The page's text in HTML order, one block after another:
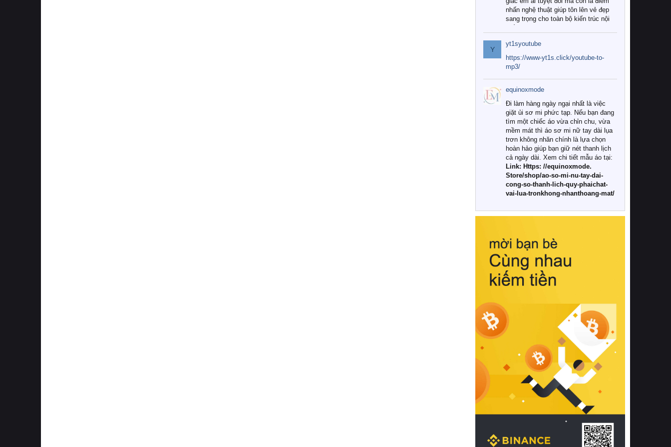
nhấn nghệ thuật giúp tôn lên vẻ đẹp
sang trọng cho toàn bộ kiến trúc nội
Tuy nhiên, giữa thị trường đa dạng
với vô vàn thương hiệu và mẫu mã
như hiện nay, làm thế nào để chọn
được những bộ chăn ga gối đệm cao
cấp thực sự chất lượng, phù hợp với
khí hậu và nhu cầu sử dụng của gia
đình? Hãy cùng chúng tôi đi tìm lời
giải đáp chi tiết qua bài viết dưới đây.
1. Tại sao các gia đình hiện đại lại ưa
chuộng chăn ga gối đệm cao cấp?
Khác với các dòng sản phẩm thông
thường, những bộ chăn ga gối đệm
cao cấp trải qua quy trình sản xuất
nghiêm ngặt từ khâu chọn lọc nguyên
liệu tự nhiên đến công nghệ dệt
nhuộm hiện đại không chứa hóa chất
này, bạn sẽ cảm nhận rõ rệt sự khác
hồi chuẩn xác của phần đệm nâng đỡ
cột sống.
Bên cạnh đó, việc lựa chọn các dòng
sản phẩm đạt chuẩn chất lượng quốc
tế còn giúp ngăn ngừa tình trạng kích
khuẩn và nấm mốc trong điều kiện
thời tiết nóng ẩm. Bạn có thể tìm hiểu
thêm các nghiên cứu khoa học về tác
động của giấc ngủ và môi trường
phòng ngủ đối với sức khỏe con
người tại Sleep Foundation (External
Link) để có cái nhìn toàn diện hơn.
2. Các tiêu chí vàng khi lựa chọn
chăn ga gối đệm cao cấp cho phòng
ngủ
Để sở hữu một bộ chăn ga gối đệm
cao cấp hoàn hảo cả về thẩm mỹ lẫn
công năng, người tiêu dùng cần cân
nhắc kỹ lưỡng các tiêu chí quan trọng
Y
yt1syoutube
https://www-yt1s.click/youtube-to-
mp3/
equinoxmode
Đi làm hàng ngày ngại nhất là việc
giặt ủi sơ mi phức tạp. Nếu bạn đang
tìm một chiếc áo vừa chỉn chu, vừa
mềm mát thì áo sơ mi nữ tay dài lụa
trơn không nhăn chính là lựa chọn
hoàn hảo giúp bạn giữ nét thanh lịch
cả ngày dài. Xem chi tiết mẫu áo tại:
Link: Https: //equinoxmode.
Store/shop/ao-so-mi-nu-tay-dai-
cong-so-thanh-lich-quy-phaichat-
vai-lua-tronkhong-nhanthoang-mat/